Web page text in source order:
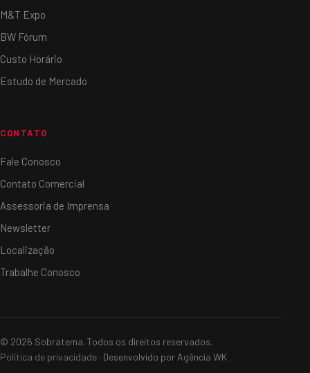
M&T Expo
BW Fórum
Custo Horário
Estudo de Mercado
CONTATO
Fale Conosco
Contato Comercial
Assessoria de Imprensa
Newsletter
Localização
Trabalhe Conosco
© 2026 Sobratema. Todos os direitos reservados.
Política de privacidade · Desenvolvido por Agência WK